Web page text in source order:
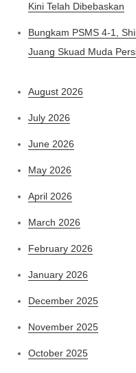
Kini Telah Dibebaskan
Bungkam PSMS 4-1,
Juang Skuad Muda
August 2026
July 2026
June 2026
May 2026
April 2026
March 2026
February 2026
January 2026
December 2025
November 2025
October 2025